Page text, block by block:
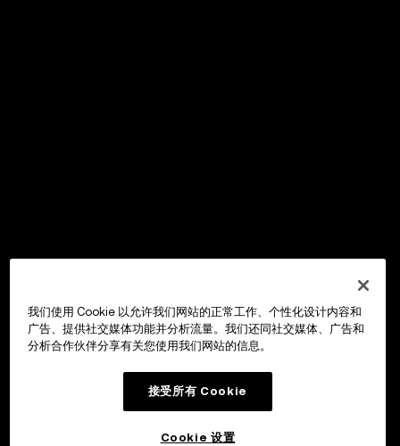
我们使用 Cookie 以允许我们网站的正常工作、个性化设计内容和
广告、提供社交媒体功能并分析流量。我们还同社交媒体、广告和
分析合作伙伴分享有关您使用我们网站的信息。
接受所有 Cookie
Cookie 设置